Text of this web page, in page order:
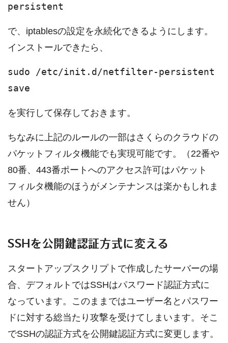
persistent
で、iptablesの設定を永続化できるようにします。
インストールできたら、
sudo /etc/init.d/netfilter-persistent
save
を実行して保存しておきます。
ちなみに上記のルールの一部はさくらのクラウドの
パケットフィルタ機能でも実現可能です。（22番や
80番、443番ポートへのアクセス許可はパケット
フィルタ機能のほうがメンテナンスは楽かもしれま
せん）
SSHを公開鍵認証方式に変える
スタートアップスクリプトで作成したサーバーの場
合、デフォルトではSSHはパスワード認証方式に
なっています。このままではユーザー名とパスワー
ドに対する総当たり攻撃を受けてしまいます。そこ
でSSHの認証方式を公開鍵認証方式に変更します。